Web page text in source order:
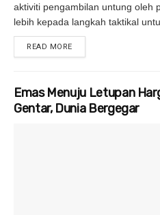
aktiviti pengambilan untung oleh
lebih kepada langkah taktikal
READ MORE
Emas Menuju Letupan
Gentar, Dunia Bergegar